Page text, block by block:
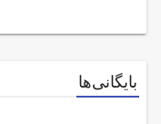
بایگانی‌ها